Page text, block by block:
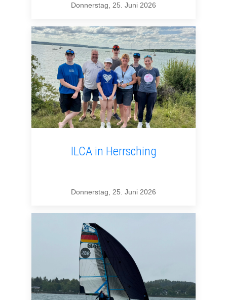
Donnerstag, 25. Juni 2026
ILCA in Herrsching
Donnerstag, 25. Juni 2026